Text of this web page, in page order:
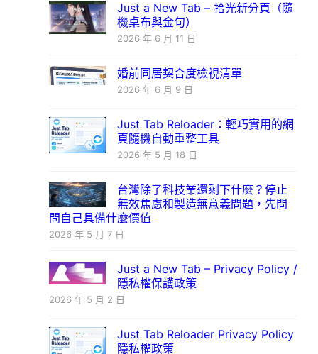
Just a New Tab – 拾光新分頁（隨
機桌布與金句）
2026 年 6 月 11 日
婚前同居契合度檢視清單
2026 年 6 月 9 日
Just Tab Reloader：輕巧實用的網
頁隨機自動重整工具
2026 年 5 月 18 日
台灣除了科技業還剩下什麼？停止
無效焦慮和製造無意義問題，先問
問自己具備什麼價值
2026 年 5 月 7 日
Just a New Tab – Privacy Policy /
隱私權保護政策
2026 年 5 月 2 日
Just Tab Reloader Privacy Policy
隱私權政策